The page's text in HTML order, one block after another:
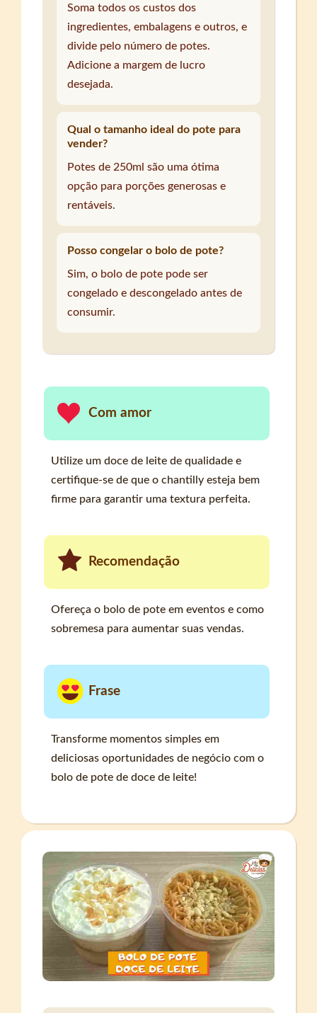
Soma todos os custos dos
ingredientes, embalagens e outros, e
divide pelo número de potes.
Adicione a margem de lucro
desejada.
Qual o tamanho ideal do pote para
vender?
Potes de 250ml são uma ótima
opção para porções generosas e
rentáveis.
Posso congelar o bolo de pote?
Sim, o bolo de pote pode ser
congelado e descongelado antes de
consumir.
Com amor
Utilize um doce de leite de qualidade e
certifique-se de que o chantilly esteja bem
firme para garantir uma textura perfeita.
Recomendação
Ofereça o bolo de pote em eventos e como
sobremesa para aumentar suas vendas.
Frase
Transforme momentos simples em
deliciosas oportunidades de negócio com o
bolo de pote de doce de leite!